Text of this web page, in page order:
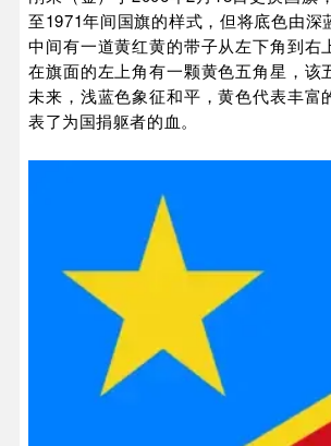
至1971年间国旗的样式，但将底色由深
中间有一道黄红黄的带子从左下角到右
在旗面的左上角有一颗黄色五角星，该
未来，浅蓝色象征和平，黄色代表丰富
表了为国捐躯者的血。